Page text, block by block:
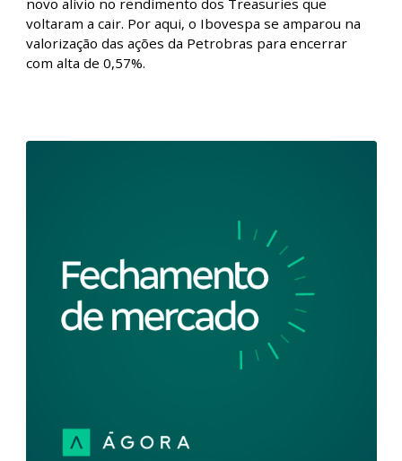
Fique por dentro de tudo que aconteceu no mercado
de ações com o Fechamento de Mercado. Nesta
edição, a primeira sessão de fevereiro foi de
recuperação para os índices acionários em NY. Como
pano de fundo, os mercados se beneficiaram de um
novo alívio no rendimento dos Treasuries que
voltaram a cair. Por aqui, o Ibovespa se amparou na